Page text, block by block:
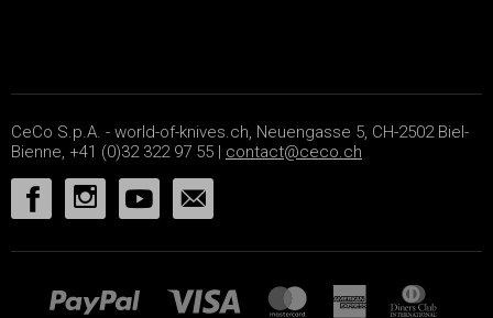
CeCo S.p.A. - world-of-knives.ch, Neuengasse 5, CH-2502 Biel-
Bienne, +41 (0)32 322 97 55 | contact@ceco.ch